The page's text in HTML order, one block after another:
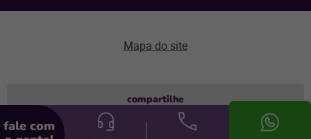
compartilhe
fale com
© Linx 2026.
Mapa do site